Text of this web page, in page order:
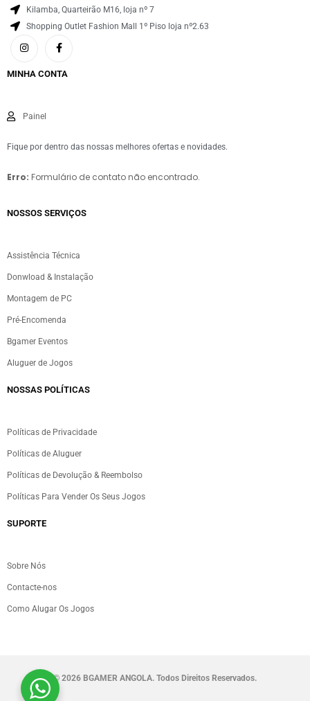
Kilamba, Quarteirão M16, loja nº 7
Shopping Outlet Fashion Mall 1º Piso loja nº2.63
MINHA CONTA
Painel
Fique por dentro das nossas melhores ofertas e novidades.
Erro: Formulário de contato não encontrado.
NOSSOS SERVIÇOS​
Assistência Técnica
Donwload & Instalação
Montagem de PC
Pré-Encomenda
Bgamer Eventos
Aluguer de Jogos
NOSSAS POLÍTICAS
Políticas de Privacidade
Políticas de Aluguer
Políticas de Devolução & Reembolso
Políticas Para Vender Os Seus Jogos
SUPORTE
Sobre Nós
Contacte-nos
Como Alugar Os Jogos
© 2026 BGAMER ANGOLA. Todos Direitos Reservados.